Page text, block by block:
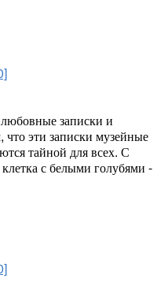
записки и
что эти записки музейные
тайной для всех. С
с белыми голубями -